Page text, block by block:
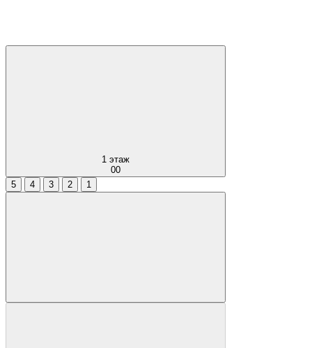
1 этаж
00
5
4 3 2 1